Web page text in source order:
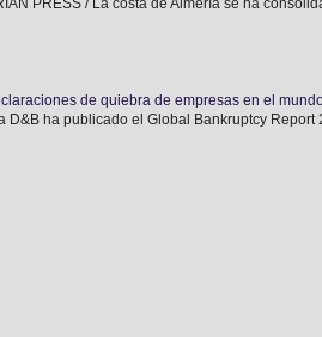
PRESS / La costa de Almería se ha
de quiebra de empresas en el
D&B ha publicado el Global Bankruptcy